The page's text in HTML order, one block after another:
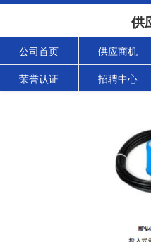
供
公司首页 供应商机
荣誉认证 招聘中心